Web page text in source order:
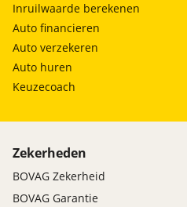
Inruilwaarde berekenen
Auto financieren
Auto verzekeren
Auto huren
Keuzecoach
Zekerheden
BOVAG Zekerheid
BOVAG Garantie